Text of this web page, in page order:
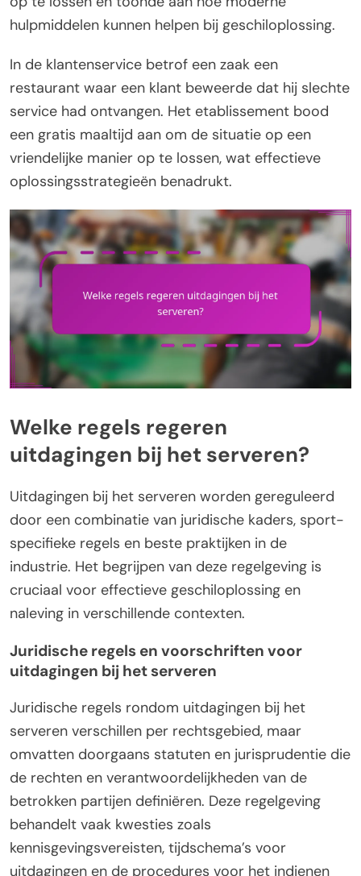
hulpmiddelen kunnen helpen bij geschiloplossing.
In de klantenservice betrof een zaak een
restaurant waar een klant beweerde dat hij slechte
service had ontvangen. Het etablissement bood
een gratis maaltijd aan om de situatie op een
vriendelijke manier op te lossen, wat effectieve
oplossingsstrategieën benadrukt.
Welke regels regeren
uitdagingen bij het serveren?
Uitdagingen bij het serveren worden gereguleerd
door een combinatie van juridische kaders, sport-
specifieke regels en beste praktijken in de
industrie. Het begrijpen van deze regelgeving is
cruciaal voor effectieve geschiloplossing en
naleving in verschillende contexten.
Juridische regels en voorschriften voor
uitdagingen bij het serveren
Juridische regels rondom uitdagingen bij het
serveren verschillen per rechtsgebied, maar
omvatten doorgaans statuten en jurisprudentie die
de rechten en verantwoordelijkheden van de
betrokken partijen definiëren. Deze regelgeving
behandelt vaak kwesties zoals
kennisgevingsvereisten, tijdschema’s voor
uitdagingen en de procedures voor het indienen